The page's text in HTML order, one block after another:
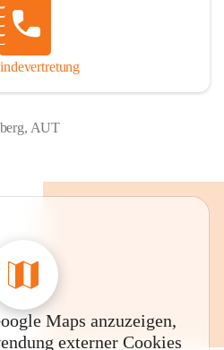
AUT
Maps anzuzeigen,
externer Cookies